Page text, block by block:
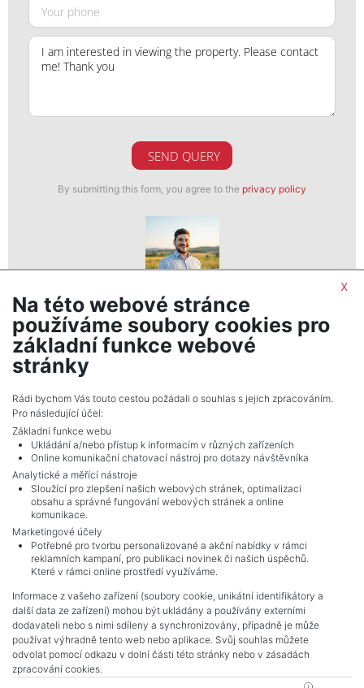
SEND QUERY
By submitting this form, you agree to the privacy policy
Daniel Sabela
realitní makléř
show nr.
MojePole.cz
Revoluční 1003/3, 11000, Praha
NAVIGACE
Terms and conditions
Protection of personal data
Real estate's
Contact
Cookie processing
x
Na této webové stránce
používáme soubory cookies pro
základní funkce webové
stránky
Rádi bychom Vás touto cestou požádali o souhlas s jejich zpracováním.
Pro následující účel:
Základní funkce webu
Ukládání a/nebo přístup k informacím v různých zařízeních
Online komunikační chatovací nástroj pro dotazy návštěvníka
Analytické a měřící nástroje
Sloužící pro zlepšení našich webových stránek, optimalizaci
obsahu a správné fungování webových stránek a online
komunikace.
Marketingové účely
Potřebné pro tvorbu personalizované a akční nabídky v rámci
reklamních kampaní, pro publikaci novinek či našich úspěchů.
Které v rámci online prostředí využíváme.
Informace z vašeho zařízení (soubory cookie, unikátní identifikátory a
další data ze zařízení) mohou být ukládány a používány externími
dodavateli nebo s nimi sdíleny a synchronizovány, případně je může
používat výhradně tento web nebo aplikace. Svůj souhlas můžete
odvolat pomocí odkazu v dolní části této stránky nebo v zásadách
zpracování cookies.